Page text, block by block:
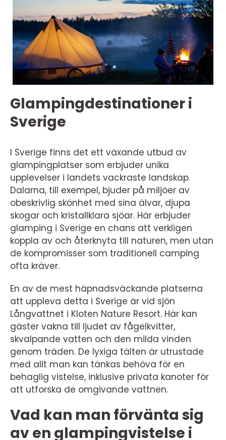
Glampingdestinationer i
Sverige
I Sverige finns det ett växande utbud av
glampingplatser som erbjuder unika
upplevelser i landets vackraste landskap.
Dalarna, till exempel, bjuder på miljöer av
obeskrivlig skönhet med sina älvar, djupa
skogar och kristallklara sjöar. Här erbjuder
glamping i Sverige en chans att verkligen
koppla av och återknyta till naturen, men utan
de kompromisser som traditionell camping
ofta kräver.
En av de mest häpnadsväckande platserna
att uppleva detta i Sverige är vid sjön
Långvattnet i Kloten Nature Resort. Här kan
gäster vakna till ljudet av fågelkvitter,
skvalpande vatten och den milda vinden
genom träden. De lyxiga tälten är utrustade
med allt man kan tänkas behöva för en
behaglig vistelse, inklusive privata kanoter för
att utforska de omgivande vattnen.
Vad kan man förvänta sig
av en glampingvistelse i